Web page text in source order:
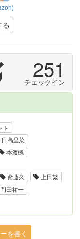
る
251
チェックイン
ト
日高里菜
本渡楓
斎藤久
上田繁
門田祐一
を書く